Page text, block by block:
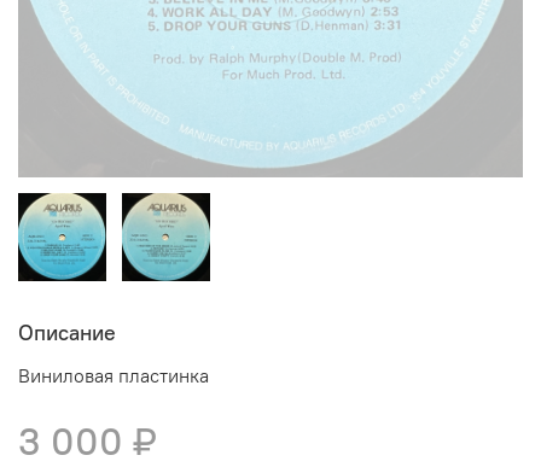
Описание
Виниловая пластинка
3 000 ₽